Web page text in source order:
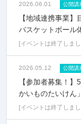
2026.06.01 公開講
【地域連携事業
バスケットボール
イベントは終了しま
2026.05.12 公開講
【参加者募集！
かいものたいけん」
イベントは終了しま